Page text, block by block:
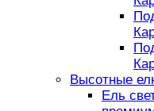
Высотные
Ель